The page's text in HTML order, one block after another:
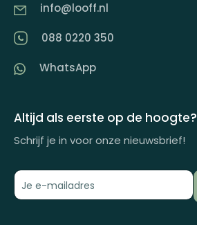
Impactrapport
Producten in huisstijl
info@looff.nl
088 0220 350
WhatsApp
Altijd als eerste op de hoogte?
Schrijf je in voor onze nieuwsbrief!